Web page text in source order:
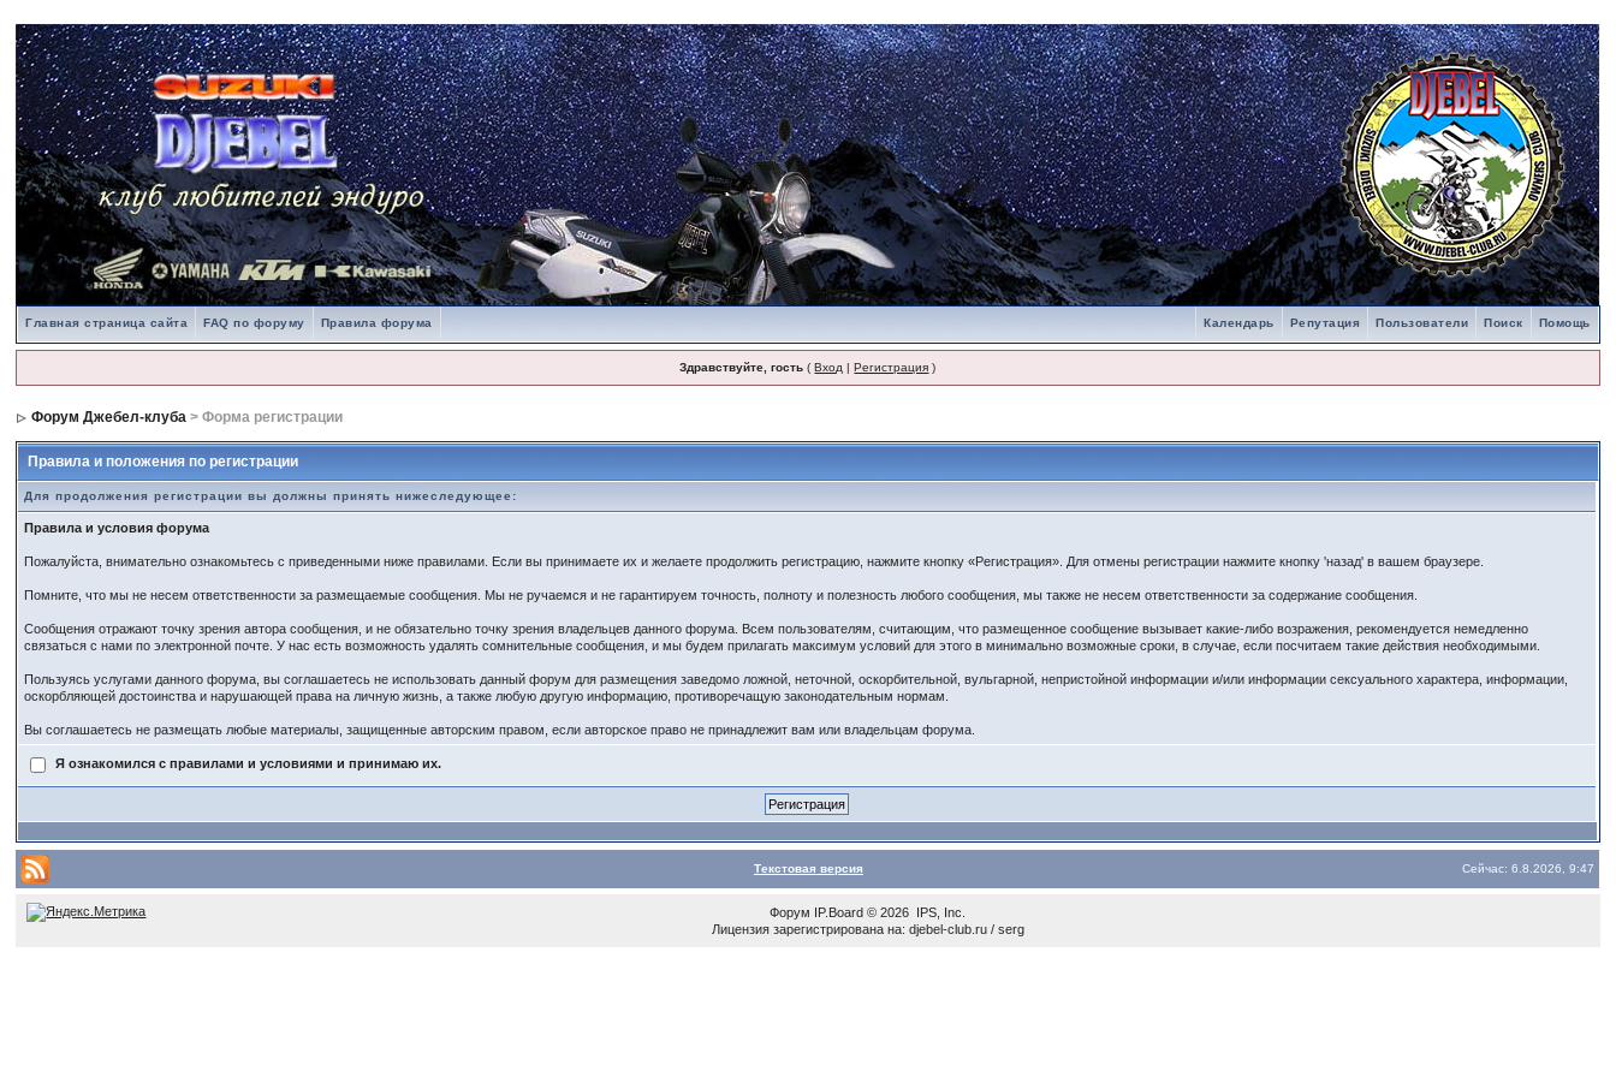
Главная страница сайта FAQ по форуму Правила форума Помощь
Поиск
Пользователи
Репутация
Календарь
Здравствуйте, гость (Вход |Регистрация )
Форум Джебел-клуба > Форма регистрации
Правила и положения по регистрации
Для продолжения регистрации вы должны принять нижеследующее:
Правила и условия форума
Пожалуйста, внимательно ознакомьтесь с приведенными ниже правилами. Если вы принимаете их и желаете продолжить регистрацию, нажмите кнопку «Регистрация». Для отмены регистрации нажмите кнопку 'назад' в вашем браузере.
Помните, что мы не несем ответственности за размещаемые сообщения. Мы не ручаемся и не гарантируем точность, полноту и полезность любого сообщения, мы также не несем ответственности за содержание сообщения.
Сообщения отражают точку зрения автора сообщения, и не обязательно точку зрения владельцев данного форума. Всем пользователям, считающим, что размещенное сообщение вызывает какие-либо возражения, рекомендуется немедленно
связаться с нами по электронной почте. У нас есть возможность удалять сомнительные сообщения, и мы будем прилагать максимум условий для этого в минимально возможные сроки, в случае, если посчитаем такие действия необходимыми.
Пользуясь услугами данного форума, вы соглашаетесь не использовать данный форум для размещения заведомо ложной, неточной, оскорбительной, вульгарной, непристойной информации и/или информации сексуального характера, информации,
оскорбляющей достоинства и нарушающей права на личную жизнь, а также любую другую информацию, противоречащую законодательным нормам.
Вы соглашаетесь не размещать любые материалы, защищенные авторским правом, если авторское право не принадлежит вам или владельцам форума.
Я ознакомился с правилами и условиями и принимаю их.
Текстовая версия Сейчас: 6.8.2026, 9:47
Форум IP.Board © 2026 IPS, Inc
Лицензия зарегистрирована на: djebel-club.ru / serg